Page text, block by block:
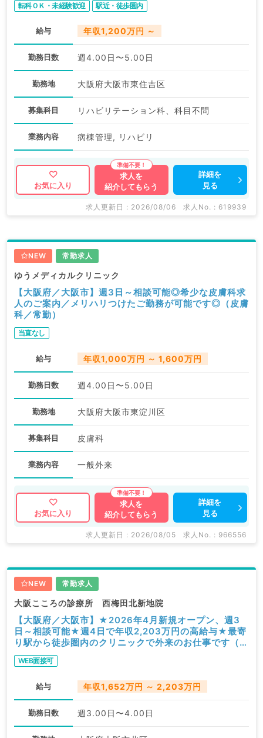
転科ＯＫ・未経験歓迎
駅近・徒歩圏内
給与 年収1,200万円 ～
勤務日数 週4.00日〜5.00日
勤務地 大阪府大阪市東住吉区
募集科目 リハビリテーション科、科目不問
業務内容 病棟管理, リハビリ
お気に入り
求人を
紹介してもらう
詳細を
見る
求人更新日 : 2026/08/06 求人No. : 619939
NEW 常勤求人
ゆうメディカルクリニック
【大阪府／大阪市】週3日～相談可能◎希少な皮膚科求
人のご案内／メリハリつけたご勤務が可能です◎（皮膚
科／常勤）
当直なし
給与 年収1,000万円 ～ 1,600万円
勤務日数 週4.00日〜5.00日
勤務地 大阪府大阪市東淀川区
募集科目 皮膚科
業務内容 一般外来
お気に入り
求人を
紹介してもらう
詳細を
見る
求人更新日 : 2026/08/05 求人No. : 966556
NEW 常勤求人
大阪こころの診療所 西梅田北新地院
【大阪府／大阪市】★2026年4月新規オープン、週3
日～相談可能★週4日で年収2,203万円の高給与★最寄
り駅から徒歩圏内のクリニックで外来のお仕事です（心
療内科・精神科／常勤）
WEB面接可
給与 年収1,652万円 ～ 2,203万円
勤務日数 週3.00日〜4.00日